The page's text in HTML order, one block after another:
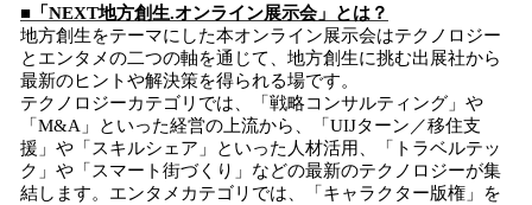
■「NEXT地方創生.オンライン展示会」とは？
地方創生をテーマにした本オンライン展示会はテクノロジー
とエンタメの二つの軸を通じて、地方創生に挑む出展社から
最新のヒントや解決策を得られる場です。
テクノロジーカテゴリでは、「戦略コンサルティング」や
「M&A」といった経営の上流から、「UIJターン／移住支
援」や「スキルシェア」といった人材活用、「トラベルテッ
ク」や「スマート街づくり」などの最新のテクノロジーが集
結します。エンタメカテゴリでは、「キャラクター版権」を